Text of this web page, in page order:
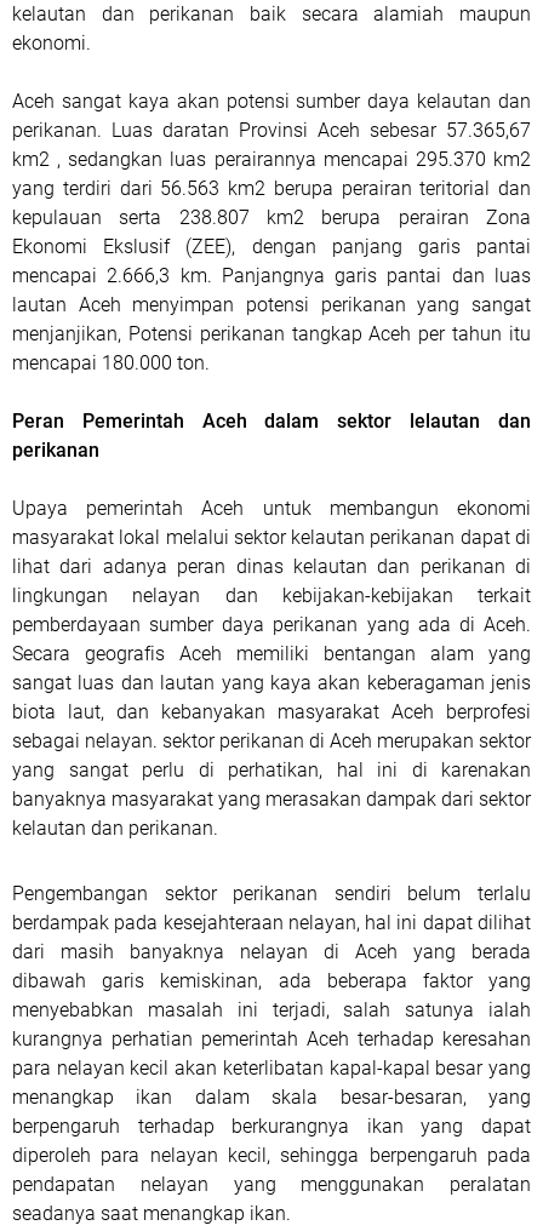
kelautan dan perikanan baik secara alamiah maupun
ekonomi.
Aceh sangat kaya akan potensi sumber daya kelautan dan
perikanan. Luas daratan Provinsi Aceh sebesar 57.365,67
km2 , sedangkan luas perairannya mencapai 295.370 km2
yang terdiri dari 56.563 km2 berupa perairan teritorial dan
kepulauan serta 238.807 km2 berupa perairan Zona
Ekonomi Ekslusif (ZEE), dengan panjang garis pantai
mencapai 2.666,3 km. Panjangnya garis pantai dan luas
lautan Aceh menyimpan potensi perikanan yang sangat
menjanjikan, Potensi perikanan tangkap Aceh per tahun itu
mencapai 180.000 ton.
Peran Pemerintah Aceh dalam sektor lelautan dan
perikanan
Upaya pemerintah Aceh untuk membangun ekonomi
masyarakat lokal melalui sektor kelautan perikanan dapat di
lihat dari adanya peran dinas kelautan dan perikanan di
lingkungan nelayan dan kebijakan-kebijakan terkait
pemberdayaan sumber daya perikanan yang ada di Aceh.
Secara geografis Aceh memiliki bentangan alam yang
sangat luas dan lautan yang kaya akan keberagaman jenis
biota laut, dan kebanyakan masyarakat Aceh berprofesi
sebagai nelayan. sektor perikanan di Aceh merupakan sektor
yang sangat perlu di perhatikan, hal ini di karenakan
banyaknya masyarakat yang merasakan dampak dari sektor
kelautan dan perikanan.
Pengembangan sektor perikanan sendiri belum terlalu
berdampak pada kesejahteraan nelayan, hal ini dapat dilihat
dari masih banyaknya nelayan di Aceh yang berada
dibawah garis kemiskinan, ada beberapa faktor yang
menyebabkan masalah ini terjadi, salah satunya ialah
kurangnya perhatian pemerintah Aceh terhadap keresahan
para nelayan kecil akan keterlibatan kapal-kapal besar yang
menangkap ikan dalam skala besar-besaran, yang
berpengaruh terhadap berkurangnya ikan yang dapat
diperoleh para nelayan kecil, sehingga berpengaruh pada
pendapatan nelayan yang menggunakan peralatan
seadanya saat menangkap ikan.